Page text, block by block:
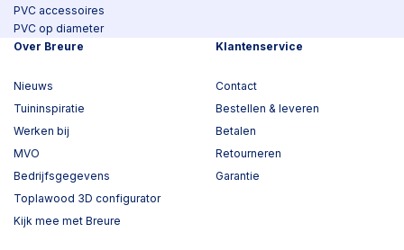
PVC accessoires
PVC op diameter
Over Breure
Nieuws
Tuininspiratie
Werken bij
MVO
Bedrijfsgegevens
Toplawood 3D configurator
Kijk mee met Breure
Klantenservice
Contact
Bestellen & leveren
Betalen
Retourneren
Garantie